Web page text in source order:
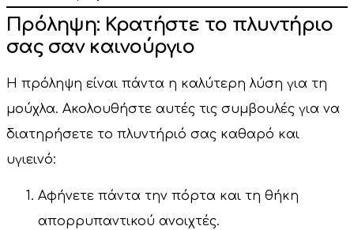
Πρόληψη: Κρατήστε το πλυντήριο
σας σαν καινούργιο
Η πρόληψη είναι πάντα η καλύτερη λύση για τη
μούχλα. Ακολουθήστε αυτές τις συμβουλές για να
διατηρήσετε το πλυντήριό σας καθαρό και
υγιεινό:
Αφήνετε πάντα την πόρτα και τη θήκη
απορρυπαντικού ανοιχτές.